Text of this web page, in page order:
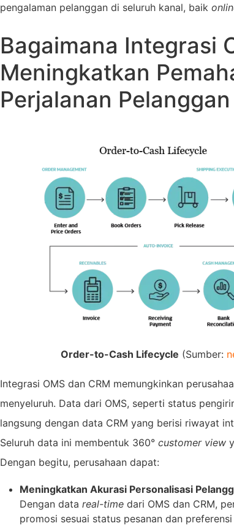
pengalaman pelanggan di seluruh kanal, baik
Bagaimana Integrasi
Meningkatkan
Perjalanan
Order-to-Cash Lifecycle (Sumber:
Integrasi OMS dan CRM memungkinkan
menyeluruh. Data dari OMS, seperti status
langsung dengan data CRM yang berisi riwayat
Seluruh data ini membentuk 360° customer view
Dengan begitu, perusahaan dapat:
Meningkatkan Akurasi Personalisasi
Dengan data real-time dari OMS dan CRM,
promosi sesuai status pesanan dan